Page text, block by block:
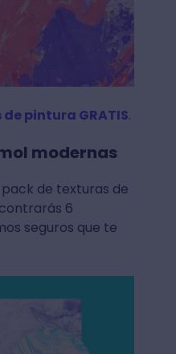
pintura GRATIS.
modernas
de texturas de
6
seguros que te